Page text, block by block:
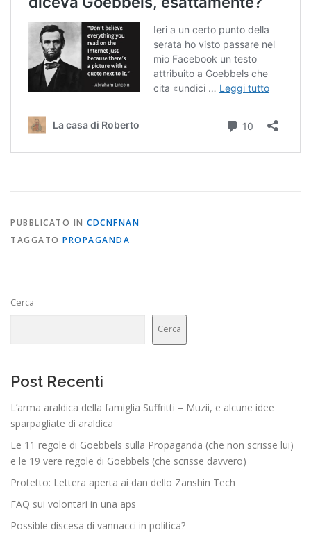
PUBBLICATO IN CDCNFNAN
TAGGATO PROPAGANDA
Cerca
Cerca
Post Recenti
L’arma araldica della famiglia Suffritti – Muzii, e alcune idee
sparpagliate di araldica
Le 11 regole di Goebbels sulla Propaganda (che non scrisse lui)
e le 19 vere regole di Goebbels (che scrisse davvero)
Protetto: Lettera aperta ai dan dello Zanshin Tech
FAQ sui volontari in una aps
Possible discesa di vannacci in politica?